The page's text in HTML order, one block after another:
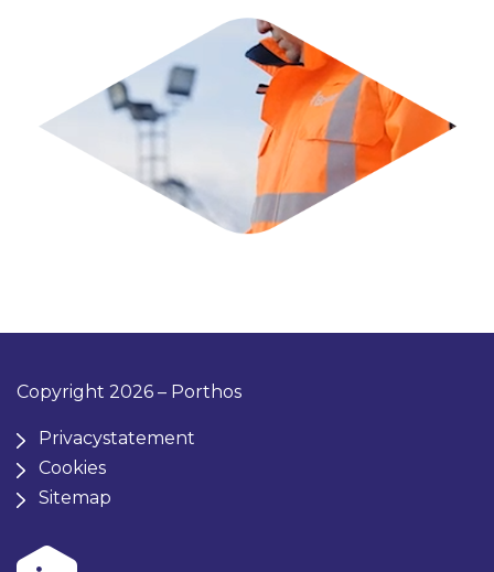
Copyright 2026 – Porthos
Privacystatement
Cookies
Sitemap